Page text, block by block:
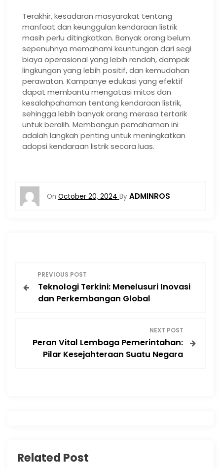
Terakhir, kesadaran masyarakat tentang
manfaat dan keunggulan kendaraan listrik
masih perlu ditingkatkan. Banyak orang belum
sepenuhnya memahami keuntungan dari segi
biaya operasional yang lebih rendah, dampak
lingkungan yang lebih positif, dan kemudahan
perawatan. Kampanye edukasi yang efektif
dapat membantu mengatasi mitos dan
kesalahpahaman tentang kendaraan listrik,
sehingga lebih banyak orang merasa tertarik
untuk beralih. Membangun pemahaman ini
adalah langkah penting untuk meningkatkan
adopsi kendaraan listrik secara luas.
On October 20, 2024 By ADMINROS
o
g
PREVIOUS POST
Teknologi Terkini: Menelusuri Inovasi
dan Perkembangan Global
NEXT POST
Peran Vital Lembaga Pemerintahan:
Pilar Kesejahteraan Suatu Negara
Related Post